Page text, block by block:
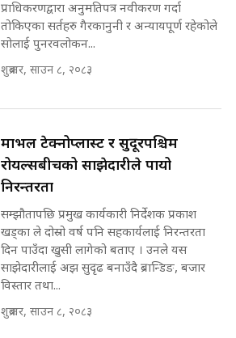
सहकारी पीडितसँग मन्त्री प्रतिभा रावलले
भनिन्–साथ दिनुहोस्, दबाब होइन ||
Sidhakura || Pratibha Rawal
Waterfall of Rasuwa ||
SIDHAKURA ||
कहिले बन्ला चक्रपथ ? विस्तार कार्यमा
किन भइरहेछ ढिलाइ ?The Ring Road
Expansion Dilemma |
SIDHAKURA |
प्रधानमन्त्री ? || SIDHAKURA ||
||
मन्त्री र पूर्व मन्त्रीको ७८ लाख घुस डिलको
SIDHAKURA |
मन्त्री राजकुमारलाई घुस दिने विचौलीया
पूर्व मन्त्री रञ्जिता || SIDHAKURA
प्राधिकरणद्वारा अनुमतिपत्र नवीकरण गर्दा
तोकिएका सर्तहरु गैरकानुनी र अन्यायपूर्ण रहेकोले
सोलाई पुनरवलोकन...
शुक्रबार, साउन ८, २०८३
मार्भल टेक्नोप्लास्ट र सुदूरपश्चिम
रोयल्सबीचको साझेदारीले पायो
निरन्तरता
सम्झौतापछि प्रमुख कार्यकारी निर्देशक प्रकाश
खड्का ले दोस्रो वर्ष पनि सहकार्यलाई निरन्तरता
दिन पाउँदा खुसी लागेको बताए । उनले यस
साझेदारीलाई अझ सुदृढ बनाउँदै ब्रान्डिङ, बजार
विस्तार तथा...
शुक्रबार, साउन ८, २०८३